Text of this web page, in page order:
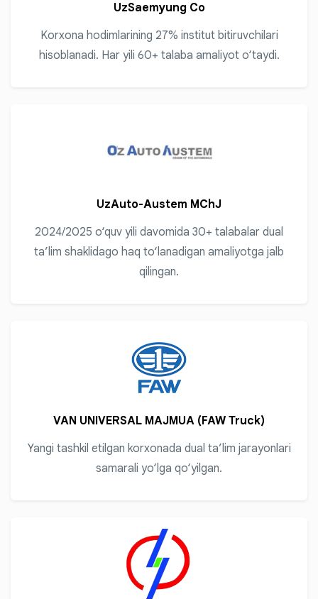
UzSaemyung Co
Korxona hodimlarining 27% institut bitiruvchilari
hisoblanadi. Har yili 60+ talaba amaliyot o‘taydi.
UzAuto-Austem MChJ
2024/2025 o‘quv yili davomida 30+ talabalar dual
ta’lim shaklidago haq to‘lanadigan amaliyotga jalb
qilingan.
VAN UNIVERSAL MAJMUA (FAW Truck)
Yangi tashkil etilgan korxonada dual ta’lim jarayonlari
samarali yo‘lga qo‘yilgan.